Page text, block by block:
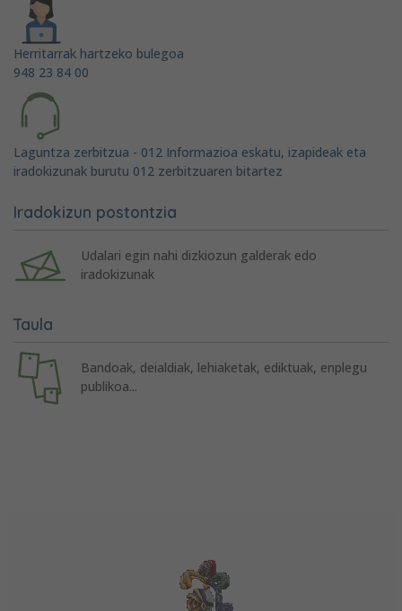
Herritarrak hartzeko bulegoa
948 23 84 00
Laguntza zerbitzua - 012 Informazioa eskatu, izapideak eta
iradokizunak burutu 012 zerbitzuaren bitartez
Iradokizun postontzia
Udalari egin nahi dizkiozun galderak edo
iradokizunak
Taula
Bandoak, deialdiak, lehiaketak, ediktuak, enplegu
publikoa...